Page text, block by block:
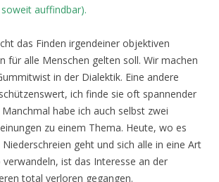
auffindbar).
das Finden irgendeiner objektiven
für alle Menschen gelten soll. Wir machen
in der Dialektik. Eine andere
ich finde sie oft spannender
habe ich auch selbst zwei
zu einem Thema. Heute, wo es
geht und sich alle in eine Art
ist das Interesse an der
total verloren gegangen.